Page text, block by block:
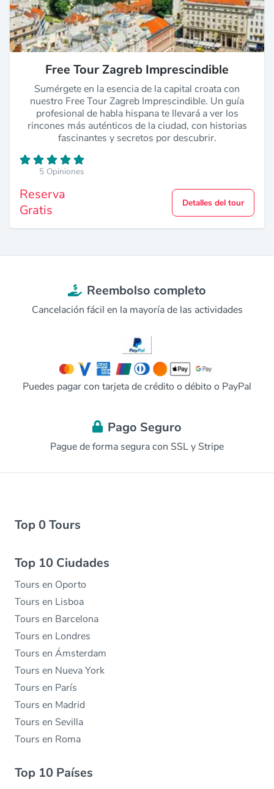
Free Tour Zagreb Imprescindible
Sumérgete en la esencia de la capital croata con
nuestro Free Tour Zagreb Imprescindible. Un guía
profesional de habla hispana te llevará a ver los
rincones más auténticos de la ciudad, con historias
fascinantes y secretos por descubrir.
5 Opiniones
Reserva
Gratis
Detalles del tour
Reembolso completo
Cancelación fácil en la mayoría de las actividades
Puedes pagar con tarjeta de crédito o débito o PayPal
Pago Seguro
Pague de forma segura con SSL y Stripe
Top 0 Tours
Top 10 Ciudades
Tours en Oporto
Tours en Lisboa
Tours en Barcelona
Tours en Londres
Tours en Ámsterdam
Tours en Nueva York
Tours en París
Tours en Madrid
Tours en Sevilla
Tours en Roma
Top 10 Países